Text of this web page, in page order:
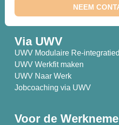
NEEM
Via UWV
UWV Modulaire Re-
UWV Werkfit maken
UWV Naar Werk
Jobcoaching via UWV
Voor de